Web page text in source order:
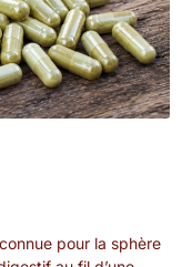
pour la sphère